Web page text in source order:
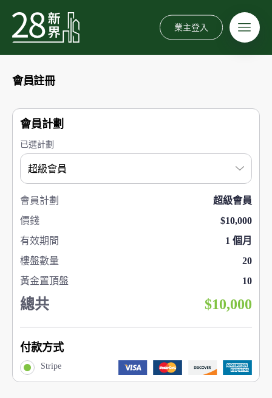
業主登入
會員註冊
會員計劃
已選計劃
會員計劃
超級會員
價錢
$10,000
有效期間
1 個月
樓盤數量
20
黃金置頂盤
10
總共 $10,000
付款方式
Stripe